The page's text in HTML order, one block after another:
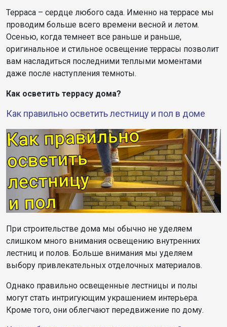
Терраса – сердце любого сада. Именно на террасе мы
проводим больше всего времени весной и летом.
Осенью, когда темнеет все раньше и раньше,
оригинальное и стильное освещение террасы позволит
вам насладиться последними теплыми моментами
даже после наступления темноты.
Как осветить террасу дома?
Как правильно осветить лестницу и пол в доме
При строительстве дома мы обычно не уделяем
слишком много внимания освещению внутренних
лестниц и полов. Больше внимания мы уделяем
выбору привлекательных отделочных материалов.
Однако правильно освещенные лестницы и полы
могут стать интригующим украшением интерьера.
Кроме того, они облегчают передвижение по дому.